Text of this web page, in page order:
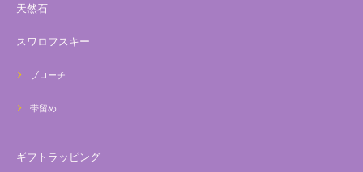
天然石
スワロフスキー
ブローチ
帯留め
ギフトラッピング